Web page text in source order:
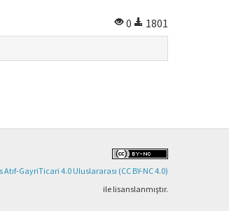
0
1801
GayriTicari 4.0 Uluslararası (CC BY-NC 4.0)
ile lisanslanmıştır.